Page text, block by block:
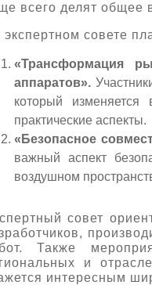
всего делят общее
экспертном совете
«Трансформация
аппаратов».
который
практические аспекты.
«Безопасное
важный аспект
воздушном
совет
Также
и
интересным